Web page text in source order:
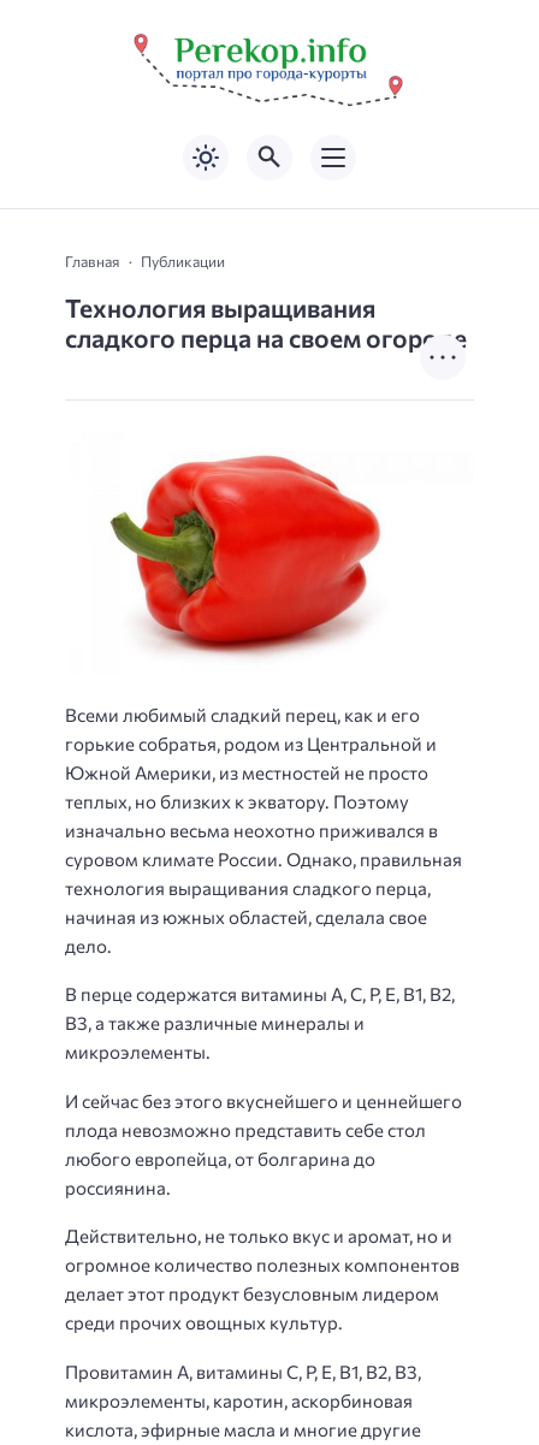
Главная Публикации
Технология выращивания
сладкого перца на своем огороде
Всеми любимый сладкий перец, как и его
горькие собратья, родом из Центральной и
Южной Америки, из местностей не просто
теплых, но близких к экватору. Поэтому
изначально весьма неохотно приживался в
суровом климате России. Однако, правильная
технология выращивания сладкого перца,
начиная из южных областей, сделала свое
дело.
В перце содержатся витамины А, С, Р, Е, В1, В2,
В3, а также различные минералы и
микроэлементы.
И сейчас без этого вкуснейшего и ценнейшего
плода невозможно представить себе стол
любого европейца, от болгарина до
россиянина.
Действительно, не только вкус и аромат, но и
огромное количество полезных компонентов
делает этот продукт безусловным лидером
среди прочих овощных культур.
Провитамин А, витамины С, Р, Е, В1, В2, В3,
микроэлементы, каротин, аскорбиновая
кислота, эфирные масла и многие другие